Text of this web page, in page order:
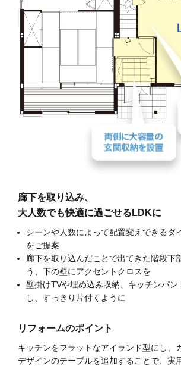
廊下を取り込み、
大人数でも快適に過ごせるLDKに
シーンや人数によって配置変えできるダ
をご提案
廊下を取り込んだことで出てきた階段下
う、下の壁にアクセントクロスを
壁掛けTVや埋め込み収納、キッチンパン
し、すっきり片付くように
リフォームのポイント
キッチンをフラットなアイランド型にし、
デザインのテーブルを追加することで、実